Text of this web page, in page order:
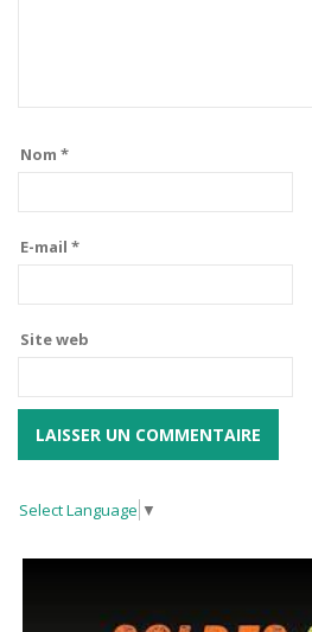
Nom *
E-mail *
Site web
Select Language ▼